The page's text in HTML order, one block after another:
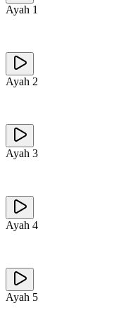
Ayah 1
Ayah 2
Ayah 3
Ayah 4
Ayah 5